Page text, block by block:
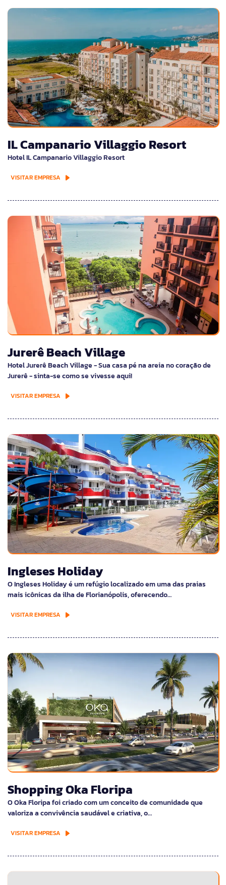
IL Campanario Villaggio Resort
Hotel IL Campanario Villaggio Resort
VISITAR EMPRESA
Jurerê Beach Village
Hotel Jurerê Beach Village - Sua casa pé na areia no coração de
Jurerê - sinta-se como se vivesse aqui!
VISITAR EMPRESA
Ingleses Holiday
O Ingleses Holiday é um refúgio localizado em uma das praias
mais icônicas da ilha de Florianópolis, oferecendo…
VISITAR EMPRESA
Shopping Oka Floripa
O Oka Floripa foi criado com um conceito de comunidade que
valoriza a convivência saudável e criativa, o…
VISITAR EMPRESA